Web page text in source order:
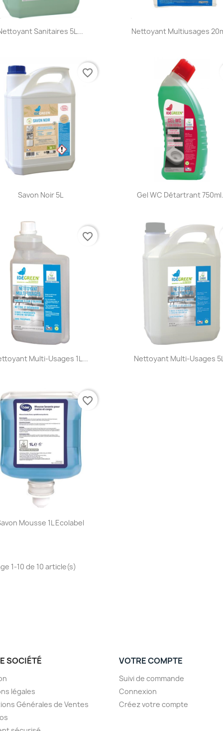
Aperçu rapide
Sanitaires 5L... Aperçu rapide
Nettoyant Multiusages
Aperçu rapide
Savon Noir 5L
favorite_border
Aperçu rapide
Gel WC Détartrant
Aperçu rapide
Multi-Usages 1L...
favorite_border
Aperçu rapide
Nettoyant Multi-Usages
 Aperçu rapide
Mousse 1L Ecolabel
favorite_border
1-10 de 10 article(s)
SOCIÉTÉ
légales
Générales de Ventes
VOTRE COMPTE
Suivi de commande
Connexion
Créez votre compte